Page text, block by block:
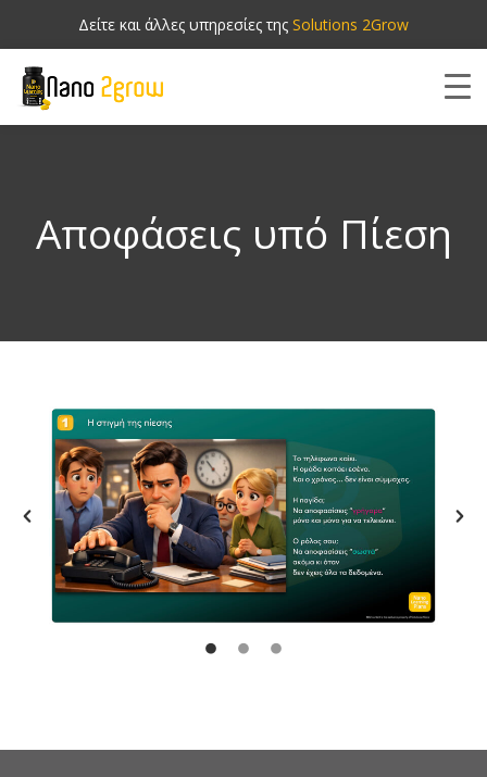
Δείτε και άλλες υπηρεσίες της Solutions 2Grow
Αποφάσεις υπό Πίεση